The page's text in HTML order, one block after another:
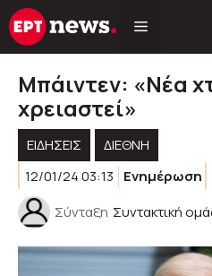
Μετάβαση
σε
Μπάιντεν: «Νέα
χρειαστεί»
ΕΙΔΗΣΕΙΣ
ΔΙΕΘΝΗ
12/01/24 03:13
Ενημέρωση
Σύνταξη Συντακτική